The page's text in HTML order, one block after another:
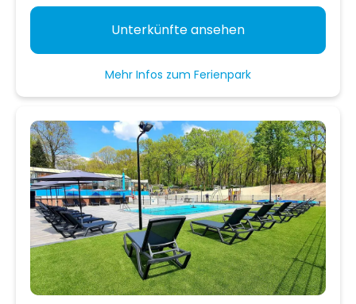
Unterkünfte ansehen
Mehr Infos zum Ferienpark